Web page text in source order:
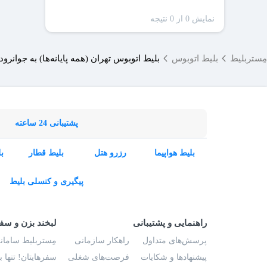
نمایش 0 از 0 نتیجه
مِستربلیط بلیط اتوبوس بلیط اتوبوس تهران (همه پایانه‌ها) به جوانرود
پشتیبانی 24 ساعته
بلیط هواپیما رزرو هتل بلیط قطار
پیگیری و کنسلی بلیط
راهنمایی و پشتیبانی
پرسش‌های متداول
پیشنهادها و شکایات
راهکار سازمانی
فرصت‌های شغلی
لبخند بزن و
مِستربلیط
سفرهایتان!